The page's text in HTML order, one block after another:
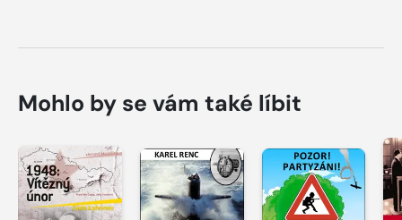
Mohlo by se vám také líbit